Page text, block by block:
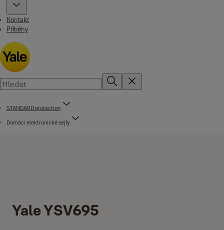
Kontakt
Příběhy
STANDARD protection
Domácí elektronické sejfy
Yale YSV695